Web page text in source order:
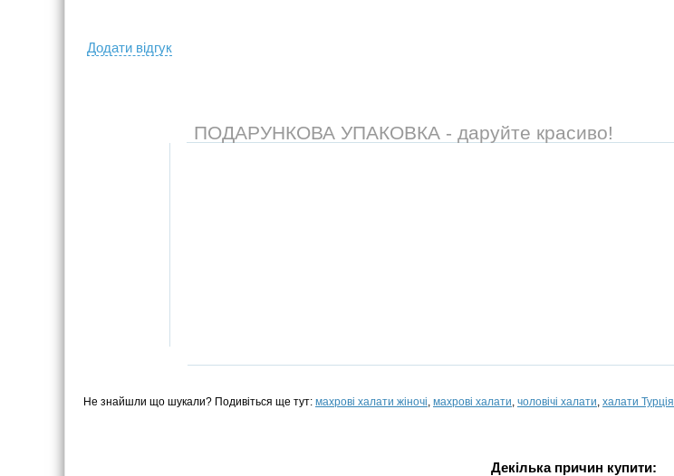
Додати вiдгук
ПОДАРУНКОВА УПАКОВКА - даруйте красиво!
Не знайшли що шукали? Подивіться ще тут: махрові халати жіночі, махрові халати, чоловічі халати, халати Турція
Декілька причин купити: